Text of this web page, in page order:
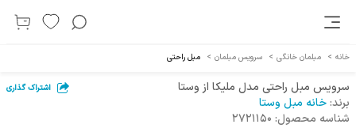
خانه > مبلمان خانگی > سرویس مبلمان > مبل راحتی
سرویس مبل راحتی مدل ملیکا از وستا اشتراک گذاری
برند:خانه مبل وستا
شناسه محصول: 2721150